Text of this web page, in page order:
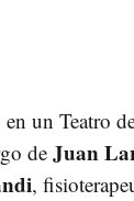
un Teatro
de Juan
,